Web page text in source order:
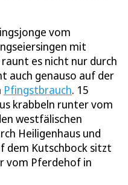
vom
mit
raunt es nicht nur durch
auch genauso auf der
Pfingstbrauch. 15
krabbeln runter vom
westfälischen
Heiligenhaus und
dem Kutschbock sitzt
vom Pferdehof in